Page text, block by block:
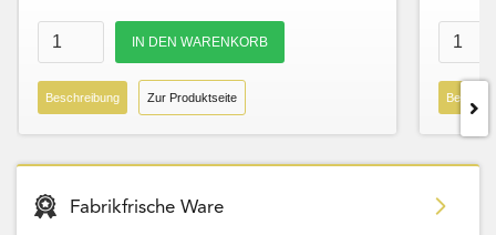
Beschreibung Zur Produktseite
Fabrikfrische Ware